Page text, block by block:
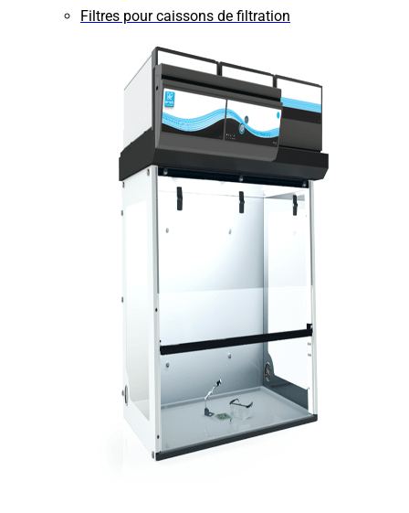
Filtres pour caissons de filtration